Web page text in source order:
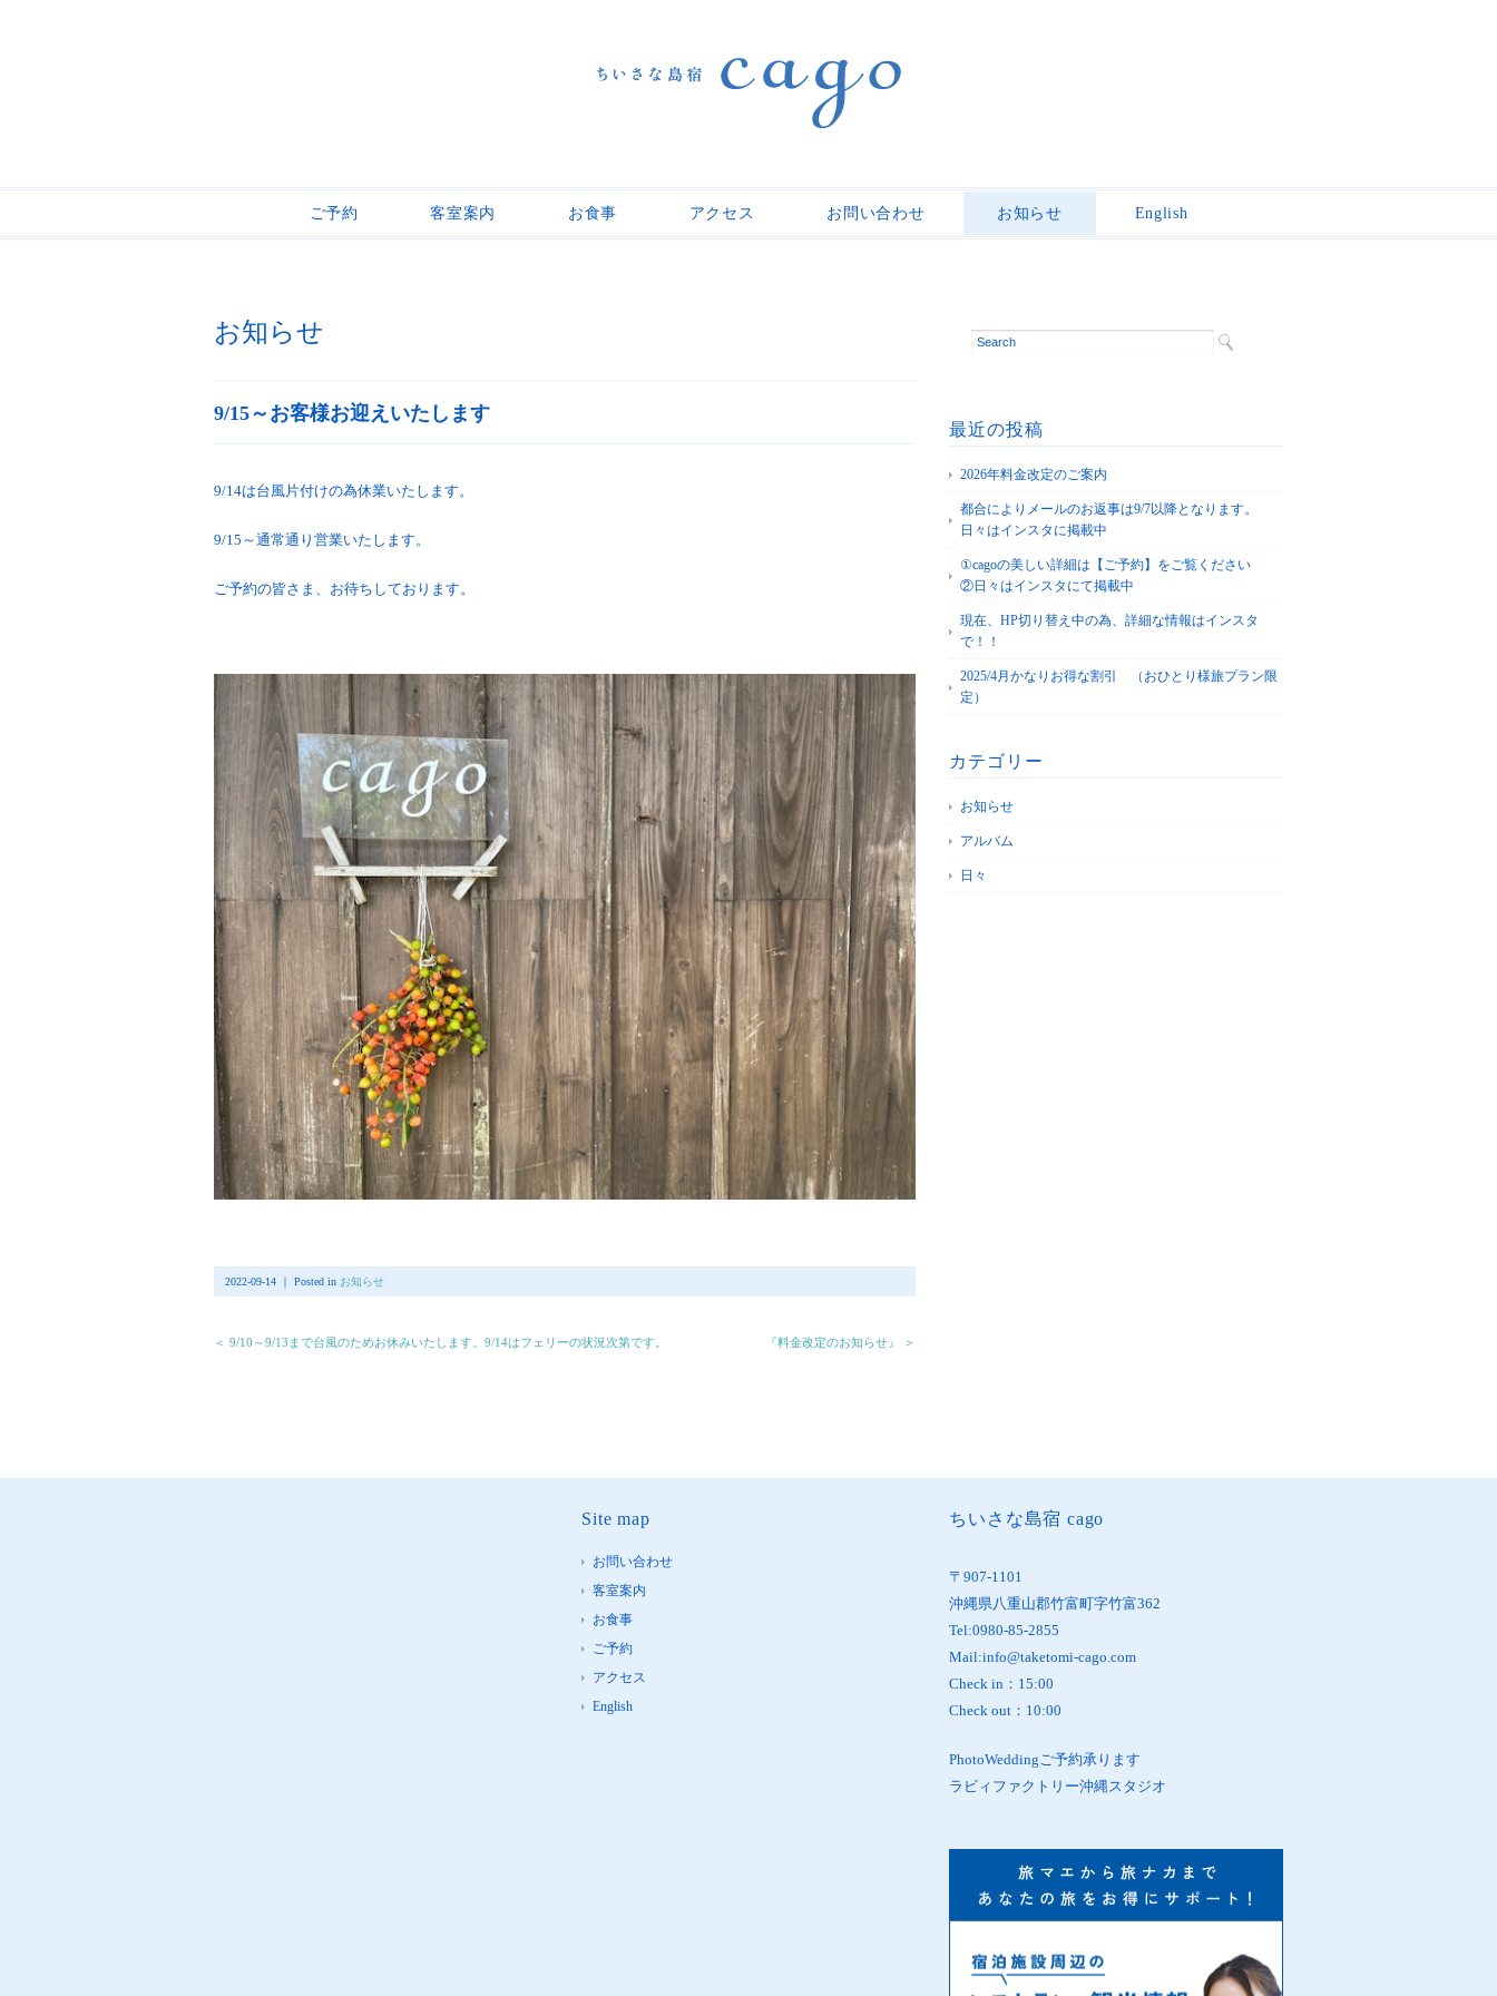
ご予約 客室案内 お食事 アクセス お問い合わせ お知らせ English
お知らせ
9/15～お客様お迎えいたします
9/14は台風片付けの為休業いたします。
9/15～通常通り営業いたします。
ご予約の皆さま、お待ちしております。
2022-09-14 ｜ Posted in お知らせ
＜ 9/10～9/13まで台風のためお休みいたします。9/14はフェリーの状況次第です。 『料金改定のお知らせ』 ＞
最近の投稿
2026年料金改定のご案内
都合によりメールのお返事は9/7以降となります。
日々はインスタに掲載中
①cagoの美しい詳細は【ご予約】をご覧ください
②日々はインスタにて掲載中
現在、HP切り替え中の為、詳細な情報はインスタ
で！！
2025/4月かなりお得な割引 （おひとり様旅プラン限
定）
カテゴリー
お知らせ
アルバム
日々
Site map
お問い合わせ
客室案内
お食事
ご予約
アクセス
English
ちいさな島宿 cago
〒907-1101
沖縄県八重山郡竹富町字竹富362
Tel:0980-85-2855
Mail:info@taketomi-cago.com
Check in：15:00
Check out：10:00
PhotoWeddingご予約承ります
ラビィファクトリー沖縄スタジオ